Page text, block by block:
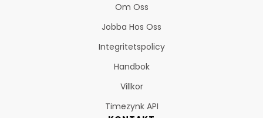
Om Oss
Jobba Hos Oss
Integritetspolicy
Handbok
Villkor
Timezynk API